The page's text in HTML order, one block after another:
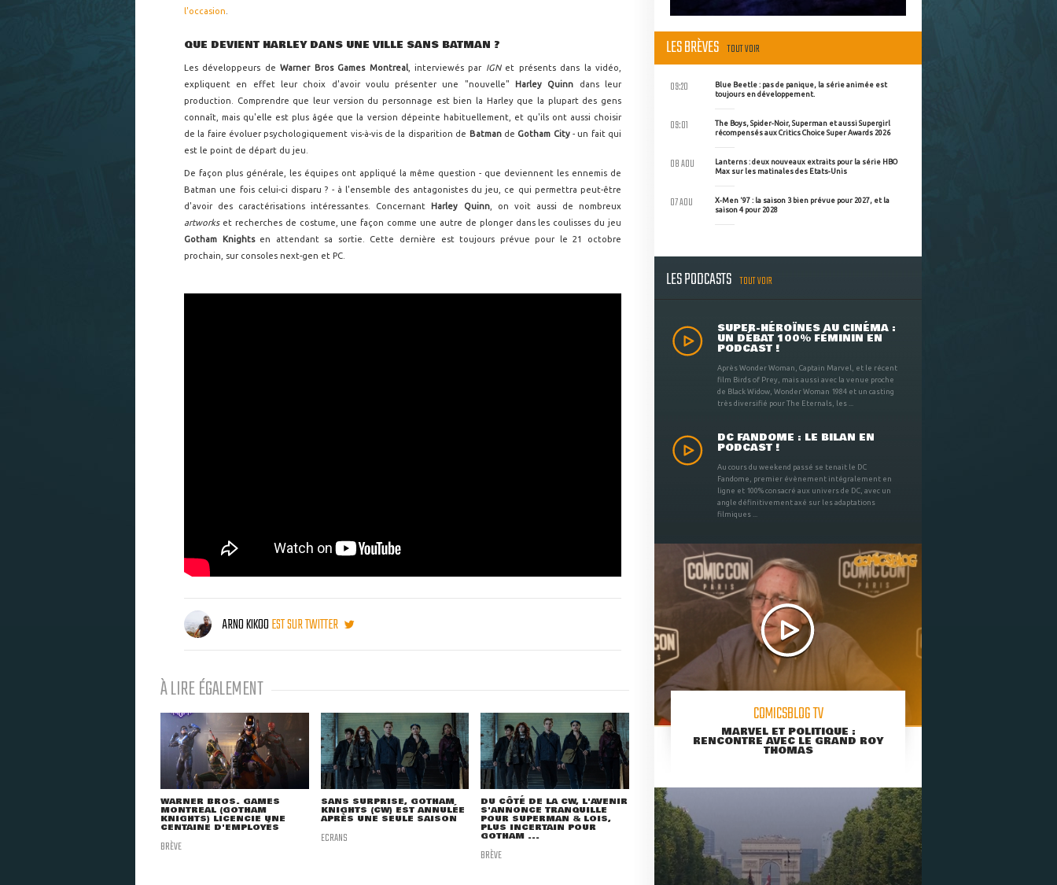
l'occasion
QUE DEVIENT HARLEY DANS UNE VILLE SANS BATMAN ?
Les développeurs deWarner Bros Games Montreal, interviewés par IGN et présents dans la vidéo,
expliquent en effet leur choix d'avoir voulu présenter une "nouvelle"
Harley Quinn dans leur
production. Comprendre que leur version du personnage est bien la Harley que la plupart des gens
connaît, mais qu'elle est plus âgée que la version dépeinte habituellement, et qu'ils ont aussi choisir
de la faire évoluer psychologiquement vis-à-vis de la disparition de Batman de Gotham City - un fait qui
est le point de départ du jeu.
De façon plus générale, les équipes ont appliqué la même question - que deviennent les ennemis de
Batman une fois celui-ci disparu ? - à l'ensemble des antagonistes du jeu, ce qui permettra peut-être
d'avoir des caractérisations intéressantes. Concernant
Harley Quinn, on voit aussi de nombreux
artworks et recherches de costume, une façon comme une autre de plonger dans les coulisses du jeu
Gotham Knights en attendant sa sortie. Cette dernière est toujours prévue pour le 21 octobre
prochain, sur consoles next-gen et PC.
ARNO KIKOOEST SUR TWITTER
À LIRE ÉGALEMENT
WARNER BROS. GAMES
MONTREAL (GOTHAM
KNIGHTS) LICENCIE UNE
CENTAINE D'EMPLOYÉS
BRÈVE
SANS SURPRISE, GOTHAM
KNIGHTS (CW) EST ANNULÉE
APRÈS UNE SEULE SAISON
ECRANS
DU CÔTÉ DE LA CW, L'AVENIR
S'ANNONCE TRANQUILLE
POUR SUPERMAN & LOIS,
PLUS INCERTAIN POUR
GOTHAM ...
BRÈVE
LES BRÈVES TOUT VOIR
Blue Beetle : pas de panique, la série animée est
toujours en développement.
09:20
The Boys, Spider-Noir, Superman et aussi Supergirl
récompensés aux Critics Choice Super Awards 2026
09:01
Lanterns : deux nouveaux extraits pour la série HBO
Max sur les matinales des Etats-Unis
08 AOU
X-Men '97 : la saison 3 bien prévue pour 2027, et la
saison 4 pour 2028
07 AOU
LES PODCASTS TOUT VOIR
SUPER-HÉROÏNES AU CINÉMA :
UN DÉBAT 100% FÉMININ EN
PODCAST !
Après Wonder Woman, Captain Marvel, et le récent
film Birds of Prey, mais aussi avec la venue proche
de Black Widow, Wonder Woman 1984 et un casting
très diversifié pour The Eternals, les ...
DC FANDOME : LE BILAN EN
PODCAST !
Au cours du weekend passé se tenait le DC
Fandome, premier évènement intégralement en
ligne et 100% consacré aux univers de DC, avec un
angle définitivement axé sur les adaptations
filmiques ...
COMICSBLOG TV
MARVEL ET POLITIQUE :
RENCONTRE AVEC LE GRAND ROY
THOMAS